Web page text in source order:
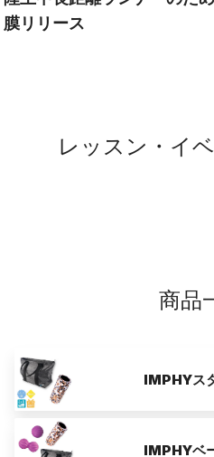
膜リリース
レッスン・イ
商品
IMPHYス
IMPHYベ